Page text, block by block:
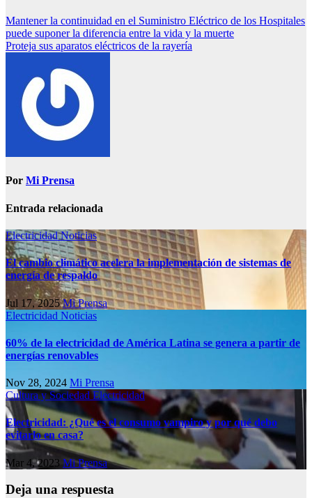
Mantener la continuidad en el Suministro Eléctrico de los Hospitales
puede suponer la diferencia entre la vida y la muerte
Proteja sus aparatos eléctricos de la rayería
Por Mi Prensa
Entrada relacionada
ElectricidadNoticias
El cambio climático acelera la implementación de sistemas de
energía de respaldo
Jul 17, 2025Mi Prensa
Electricidad Noticias
60% de la electricidad de América Latina se genera a partir de
energías renovables
Nov 28, 2024 Mi Prensa
Cultura y SociedadElectricidad
Electricidad: ¿Qué es el consumo vampiro y por qué debo
evitarlo en casa?
Mar 4, 2023 Mi Prensa
Deja una respuesta